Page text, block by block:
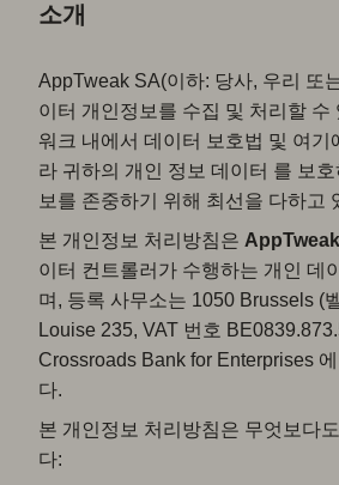
소개
AppTweak SA(이하: 당사, 우리 또
이터 개인정보를 수집 및 처리할 수
워크 내에서 데이터 보호법 및 여기
라 귀하의 개인 정보 데이터 를 보
보를 존중하기 위해 최선을 다하고
본 개인정보 처리방침은
이터 컨트롤러가 수행하는 개인 데
며, 등록 사무소는 1050 Brussels (
Louise 235, VAT 번호
Crossroads Bank for Enterprises
다.
본 개인정보 처리방침은 무엇보다
다: